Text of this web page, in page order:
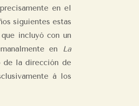
en el
siguientes estas
incluyó con un
en
La
de la dirección de
á los